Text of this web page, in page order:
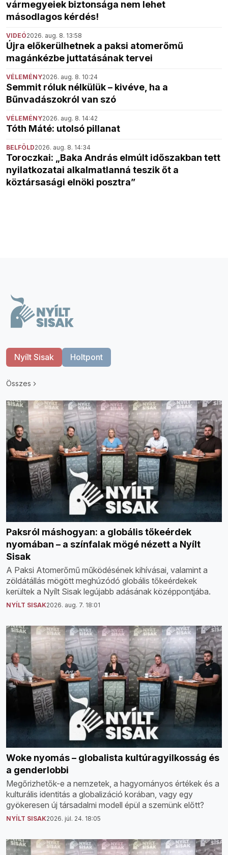
vármegyeiek biztonsága nem lehet
másodlagos kérdés!
VIDEÓ2026. aug. 8. 13:58
Újra előkerülhetnek a paksi atomerőmű
magánkézbe juttatásának tervei
VÉLEMÉNY2026. aug. 8. 10:24
Semmit róluk nélkülük – kivéve, ha a
Bűnvadászokról van szó
VÉLEMÉNY2026. aug. 8. 14:42
Tóth Máté: utolsó pillanat
BELFÖLD2026. aug. 8. 14:34
Toroczkai: „Baka András elmúlt időszakban tett
nyilatkozatai alkalmatlanná teszik őt a
köztársasági elnöki posztra”
Nyílt Sisak Holtpont
Összes
Paksról máshogyan: a globális tőkeérdek
nyomában – a színfalak mögé nézett a Nyílt
Sisak
A Paksi Atomerőmű működésének kihívásai, valamint a
zöldátállás mögött meghúzódó globális tőkeérdekek
kerültek a Nyílt Sisak legújabb adásának középpontjába.
NYÍLT SISAK2026. aug. 7. 18:01
Woke nyomás – globalista kultúragyilkosság és
a genderlobbi
Megőrizhetők-e a nemzetek, a hagyományos értékek és a
kulturális identitás a globalizáció korában, vagy egy
gyökeresen új társadalmi modell épül a szemünk előtt?
NYÍLT SISAK2026. júl. 24. 18:05